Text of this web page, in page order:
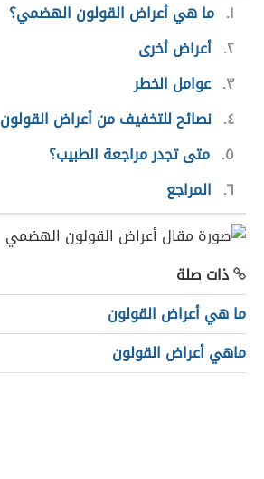
١ ما هي أعراض القولون الهضمي؟
٢ أعراض أخرى
٣ عوامل الخطر
٤ نصائح للتخفيف من أعراض القولون
٥ متى تجدر مراجعة الطبيب؟
٦ المراجع
ذات صلة
ما هي أعراض القولون
ماهي أعراض القولون